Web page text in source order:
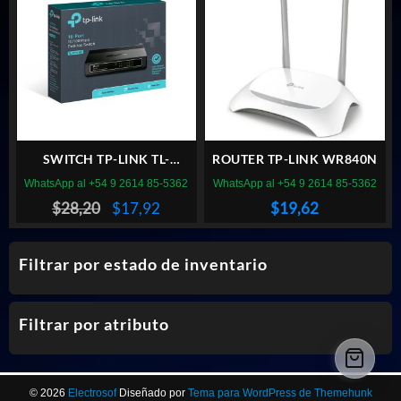
Filtrar por estado de inventario
Filtrar por atributo
SWITCH TP-LINK TL-
SF1016D 10/100
$28,20
El
precio
original
era:
$17,92
precio
actual
es:
WhatsApp al +54 9 2614 85-5362
ROUTER TP-LINK WR840N
$19,62
WhatsApp al +54 9 2614 85-5362
© 2026 Electrosof Diseñado por Tema para WordPress de Themehunk